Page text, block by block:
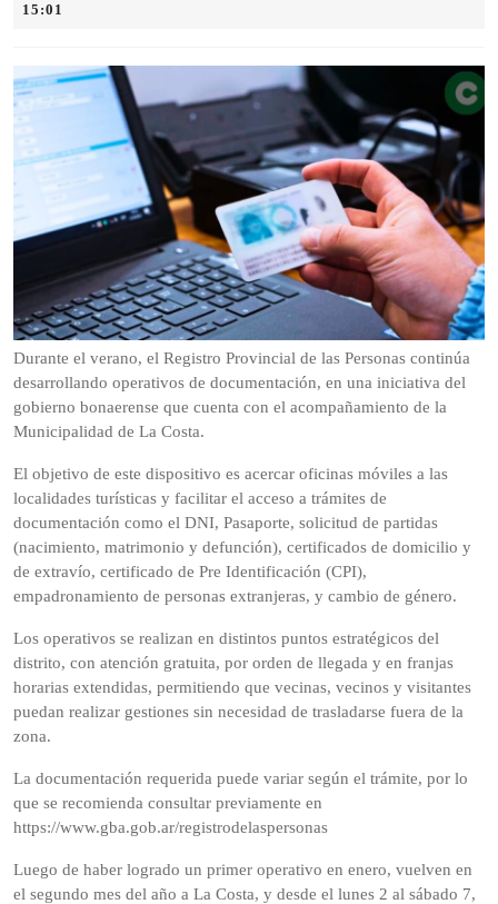
15:01
Durante el verano, el Registro Provincial de las Personas continúa
desarrollando operativos de documentación, en una iniciativa del
gobierno bonaerense que cuenta con el acompañamiento de la
Municipalidad de La Costa.
El objetivo de este dispositivo es acercar oficinas móviles a las
localidades turísticas y facilitar el acceso a trámites de
documentación como el DNI, Pasaporte, solicitud de partidas
(nacimiento, matrimonio y defunción), certificados de domicilio y
de extravío, certificado de Pre Identificación (CPI),
empadronamiento de personas extranjeras, y cambio de género.
Los operativos se realizan en distintos puntos estratégicos del
distrito, con atención gratuita, por orden de llegada y en franjas
horarias extendidas, permitiendo que vecinas, vecinos y visitantes
puedan realizar gestiones sin necesidad de trasladarse fuera de la
zona.
La documentación requerida puede variar según el trámite, por lo
que se recomienda consultar previamente en
https://www.gba.gob.ar/registrodelaspersonas
Luego de haber logrado un primer operativo en enero, vuelven en
el segundo mes del año a La Costa, y desde el lunes 2 al sábado 7,